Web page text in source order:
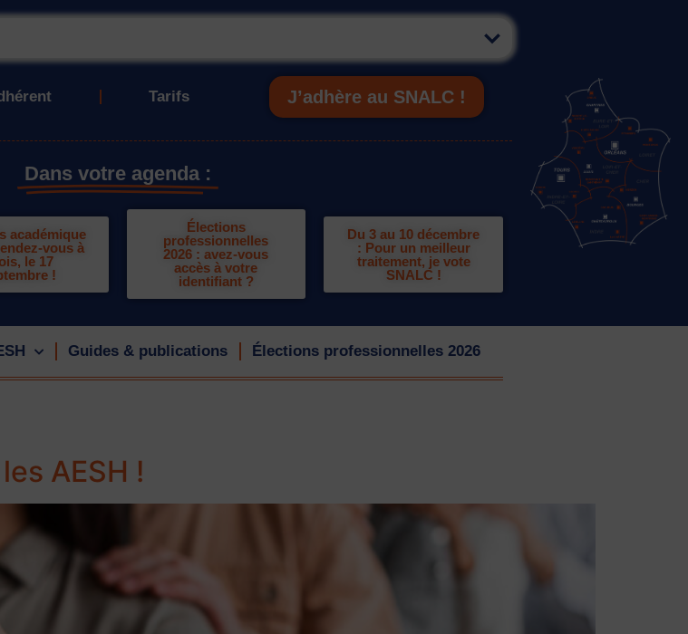
Tarifs J’adhère au SNALC !
Dans votre agenda :
académique
vous à
le 17
!
Élections
professionnelles
2026 : avez-vous
accès à votre
identifiant ?
Du 3 au 10 décembre
: Pour un meilleur
traitement, je vote
SNALC !
Guides & publications Élections professionnelles 2026
AESH !